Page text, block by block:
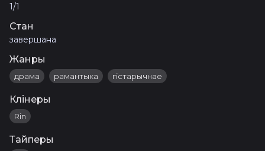
1/1
Стан
завершана
Жанры
драма рамантыка гістарычнае
Клінеры
Rin
Тайперы